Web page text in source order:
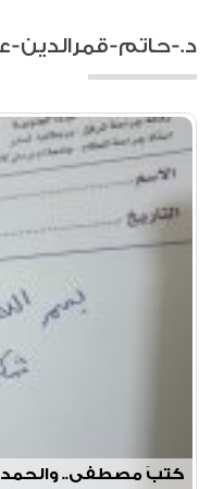
د.-حاتم-قمرالدين-
كتبَ مصطفى..